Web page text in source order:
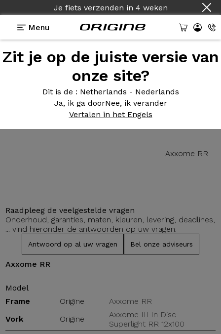
Je fiets verzenden in 4 weken
Menu
Zit je op de juiste versie van
onze site?
Dit is de : Netherlands - Nederlands
Ja, ik ga doorNee, ik verander
Vertalen in het Engels
Presentatie Technologie
Axxome RR
Axxome RR
Raadpleeg de veelgestelde vragen
Onderhoud, garanties, maten, kleuren, levering, deadlines,
... vind hieronder de antwoorden op uw vragen.
Antwoord op al uw vragen Bel onze adviseurs
Axxome RR
Model
Frame
Origine
Axxome RR
Vork
Origine
Axxome III In Disc
Superlight RR 12x100